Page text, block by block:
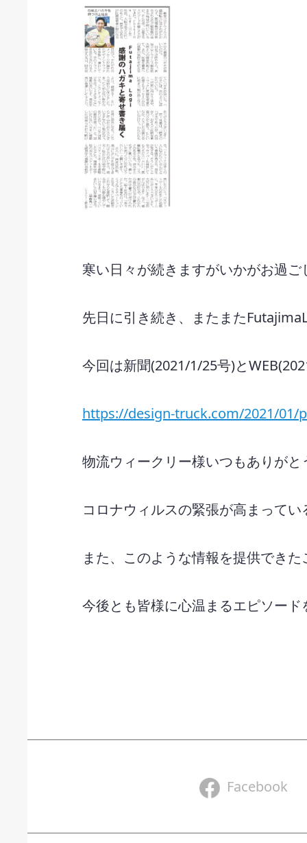
寒い日々が続きますがいかがお過
先日に引き続き、またまた
今回は新聞(2021/1/25号)と
https://design-truck.com/2021/01/
物流ウィークリー様いつもありがと
コロナウィルスの緊張が高まって
また、このような情報を提供でき
今後とも皆様に心温まるエピソー
Facebook